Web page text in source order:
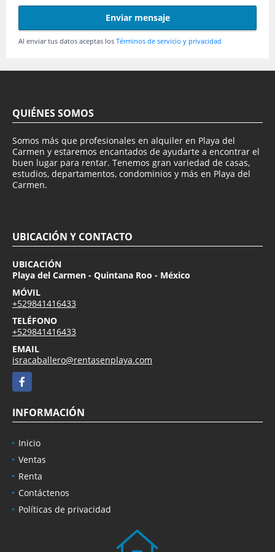
Enviar mensaje
Al enviar tus datos aceptas los Términos de servicio y privacidad
QUIÉNES SOMOS
Somos más que profesionales en alquiler en Playa del
Carmen y estaremos encantados de ayudarte a encontrar el
buen lugar para rentar. Tenemos gran variedad de casas,
estudios, departamentos, condominios y más en Playa del
Carmen.
UBICACIÓN Y CONTACTO
UBICACIÓN
Playa del Carmen - Quintana Roo - México
MÓVIL
+529841416433
TELÉFONO
+529841416433
EMAIL
isracaballero@rentasenplaya.com
Facebook
INFORMACIÓN
Inicio
Ventas
Renta
Contáctenos
Políticas de privacidad